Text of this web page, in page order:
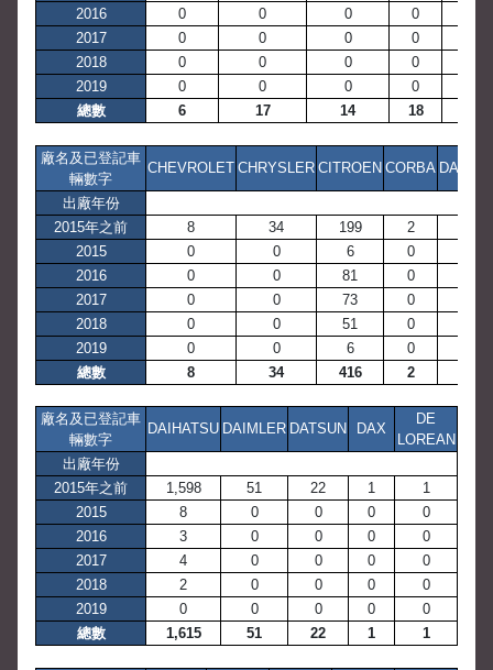
2016
0 0 0 0
2017
0 0 0 0
2018
0 0 0 0
2019
0 0 0 0
總數
6 17 14 18
廠名及已登記車
輛數字
CHEVROLET CHRYSLER CITROEN CORBA
出廠年份
2015年之前
8 34 199 2
2015
0 0 6 0
2016
0 0 81 0
2017
0 0 73 0
2018
0 0 51 0
2019
0 0 6 0
總數
8 34 416 2
廠名及已登記車
輛數字
DAIHATSU DAIMLER DATSUN DAX
DE
LOREAN
出廠年份
2015年之前
1,598 51 22 1
1
2015
8 0 0 0
0
2016
3 0 0 0
0
2017
4 0 0 0
0
2018
2 0 0 0
0
2019
0 0 0 0
0
總數
1,615 51 22 1 1